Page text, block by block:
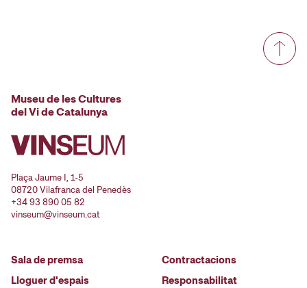
Museu de les Cultures
del Vi de Catalunya
Plaça Jaume I, 1-5
08720 Vilafranca del Penedès
+34 93 890 05 82
vinseum@vinseum.cat
Sala de premsa
Lloguer d'espais
Contractacions
Responsabilitat